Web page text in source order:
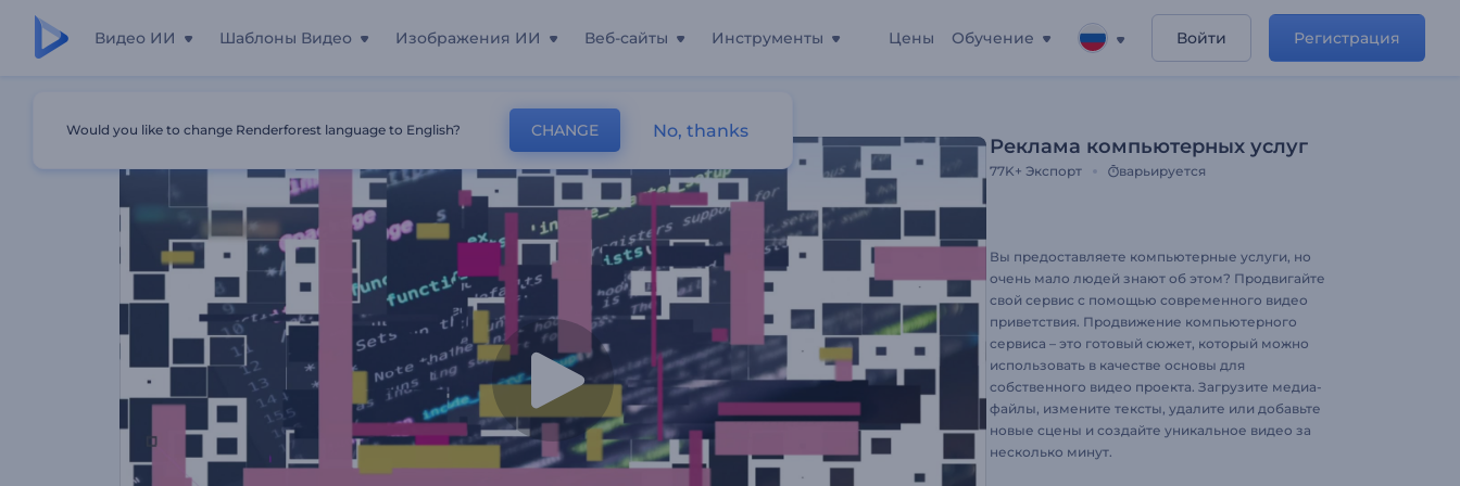
Видео ИИ Шаблоны Видео Изображения ИИ Веб-сайты Инструменты Цены Обучение Войти Регистрация
Реклама компьютерных услуг
77K+ Экспорт варьируется
Вы предоставляете компьютерные услуги, но
очень мало людей знают об этом? Продвигайте
свой сервис с помощью современного видео
приветствия. Продвижение компьютерного
сервиса – это готовый сюжет, который можно
использовать в качестве основы для
собственного видео проекта. Загрузите медиа-
файлы, измените тексты, удалите или добавьте
новые сцены и создайте уникальное видео за
несколько минут.
Would you like to change Renderforest language to English? CHANGE No, thanks